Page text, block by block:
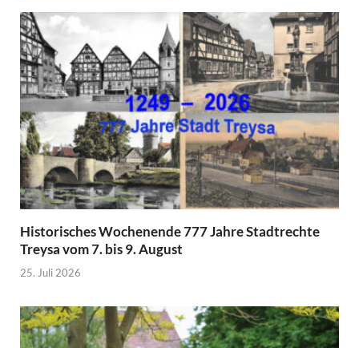
Historisches Wochenende 777 Jahre Stadtrechte
Treysa vom 7. bis 9. August
25. Juli 2026